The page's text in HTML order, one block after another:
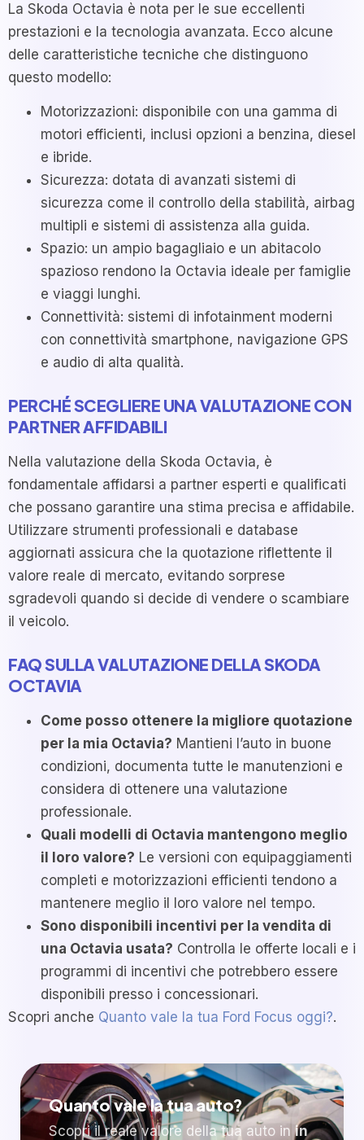
La Skoda Octavia è nota per le sue eccellenti
prestazioni e la tecnologia avanzata. Ecco alcune
delle caratteristiche tecniche che distinguono
questo modello:
Motorizzazioni: disponibile con una gamma di
motori efficienti, inclusi opzioni a benzina, diesel
e ibride.
Sicurezza: dotata di avanzati sistemi di
sicurezza come il controllo della stabilità, airbag
multipli e sistemi di assistenza alla guida.
Spazio: un ampio bagagliaio e un abitacolo
spazioso rendono la Octavia ideale per famiglie
e viaggi lunghi.
Connettività: sistemi di infotainment moderni
con connettività smartphone, navigazione GPS
e audio di alta qualità.
PERCHÉ SCEGLIERE UNA VALUTAZIONE CON
PARTNER AFFIDABILI
Nella valutazione della Skoda Octavia, è
fondamentale affidarsi a partner esperti e qualificati
che possano garantire una stima precisa e affidabile.
Utilizzare strumenti professionali e database
aggiornati assicura che la quotazione riflettente il
valore reale di mercato, evitando sorprese
sgradevoli quando si decide di vendere o scambiare
il veicolo.
FAQ SULLA VALUTAZIONE DELLA SKODA
OCTAVIA
Come posso ottenere la migliore quotazione
per la mia Octavia? Mantieni l’auto in buone
condizioni, documenta tutte le manutenzioni e
considera di ottenere una valutazione
professionale.
Quali modelli di Octavia mantengono meglio
il loro valore? Le versioni con equipaggiamenti
completi e motorizzazioni efficienti tendono a
mantenere meglio il loro valore nel tempo.
Sono disponibili incentivi per la vendita di
una Octavia usata? Controlla le offerte locali e i
programmi di incentivi che potrebbero essere
disponibili presso i concessionari.
Scopri anche Quanto vale la tua Ford Focus oggi?.
Quanto vale la tua auto?
Scopri il reale valore della tua auto in in